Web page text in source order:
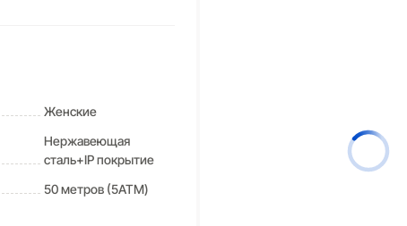
Женские
Нержавеющая
сталь+IP покрытие
50 метров (5ATM)